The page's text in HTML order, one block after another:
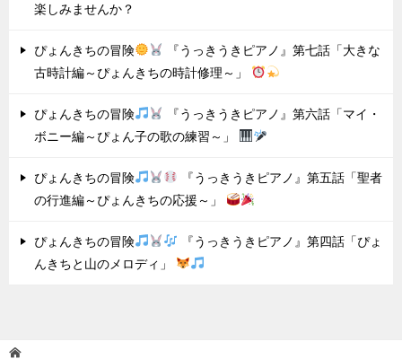
楽しみませんか？
ぴょんきちの冒険
『うっきうきピアノ』第七話「大きな
古時計編～ぴょんきちの時計修理～」
ぴょんきちの冒険
『うっきうきピアノ』第六話「マイ・
ボニー編～ぴょん子の歌の練習～」
ぴょんきちの冒険
『うっきうきピアノ』第五話「聖者
の行進編～ぴょんきちの応援～」
ぴょんきちの冒険
『うっきうきピアノ』第四話「ぴょ
んきちと山のメロディ」